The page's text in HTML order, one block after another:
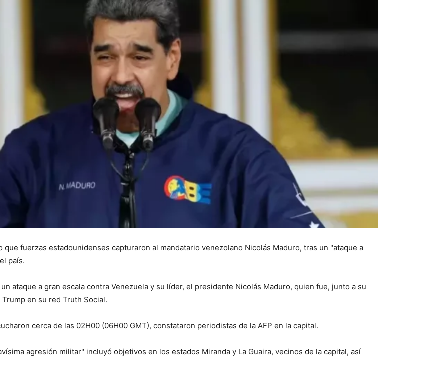
fuerzas estadounidenses capturaron al mandatario venezolano Nicolás Maduro, tras un "ataque a
país.
ataque a gran escala contra Venezuela y su líder, el presidente Nicolás Maduro, quien fue, junto a su
en su red Truth Social.
cerca de las 02H00 (06H00 GMT), constataron periodistas de la AFP en la capital.
agresión militar" incluyó objetivos en los estados Miranda y La Guaira, vecinos de la capital, así